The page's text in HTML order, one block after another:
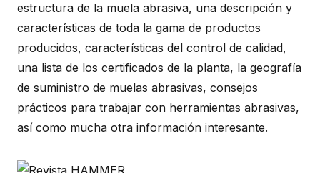
estructura de la muela abrasiva, una descripción y
características de toda la gama de productos
producidos, características del control de calidad,
una lista de los certificados de la planta, la geografía
de suministro de muelas abrasivas, consejos
prácticos para trabajar con herramientas abrasivas,
así como mucha otra información interesante.